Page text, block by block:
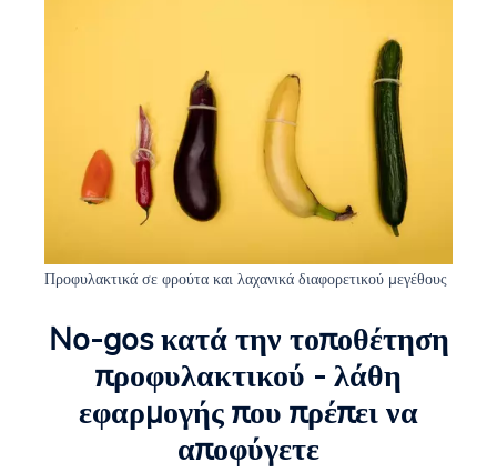
Προφυλακτικά σε φρούτα και λαχανικά διαφορετικού μεγέθους
No-gos κατά την τοποθέτηση
προφυλακτικού - λάθη
εφαρμογής που πρέπει να
αποφύγετε